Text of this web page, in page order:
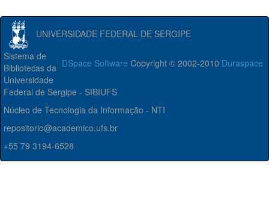
UNIVERSIDADE FEDERAL DE SERGIPE
DSpace Software Copyright © 2002-2010 Duraspace
Sistema de
Bibliotecas da
Universidade
Federal de Sergipe - SIBIUFS
Núcleo de Tecnologia da Informação - NTI
repositorio@academico.ufs.br
+55 79 3194-6528